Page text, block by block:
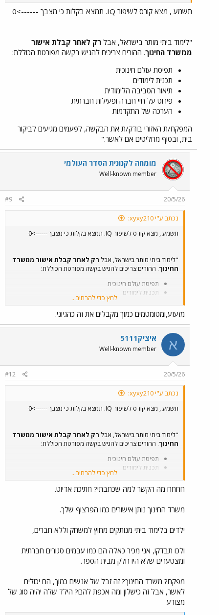
תשמע , מצא קורס לשיפור IQ. תמצא בקלות כי מצבך ------>0
"לימוד ביתי מותר בישראל, אבל רק לאחר קבלת אישור
ממשרד החינוך. ההורים צריכים להגיש בקשה מפורטת הכוללת:
תפיסת עולם חינוכית
תכנית לימודים
תיאור הסביבה הלימודית
פירוט על חיי חברה ופעילות חברתית
הערכה של התקדמות
המפקח/ת האזורי בודק/ת את הבקשה, לפעמים מגיעים לביקור
בית, ובסוף מחליטים אם לאשר."
מומחה לקנונית הסדר העולמי
Well-known member
20/5/26
#9
נכתב ע"י xyxy210:
תשמע , מצא קורס לשיפור IQ. תמצא בקלות כי מצבך ------>0
"לימוד ביתי מותר בישראל, אבל רק לאחר קבלת אישור ממשרד
החינוך. ההורים צריכים להגיש בקשה מפורטת הכוללת:
תפיסת עולם חינוכית
תכנית לימודים
תיאור הסביבה הלימודית
פירוט על חיי חברה ופעילות חברתית
הערכה של התקדמות
המפקח/ת האזורי בודק/ת את הבקשה, לפעמים מגיעים לביקור בית,
ובסוף מחליטים אם לאשר."
לחץ כדי להרחיב...
מזעזע,ומטומטמים כמוך מקבלים את זה כהגיוני.
א איציק5111
Well-known member
20/5/26
#12
נכתב ע"י xyxy210:
תשמע , מצא קורס לשיפור IQ. תמצא בקלות כי מצבך ------>0
"לימוד ביתי מותר בישראל, אבל רק לאחר קבלת אישור ממשרד
החינוך. ההורים צריכים להגיש בקשה מפורטת הכוללת:
תפיסת עולם חינוכית
תכנית לימודים
תיאור הסביבה הלימודית
פירוט על חיי חברה ופעילות חברתית
הערכה של התקדמות
המפקח/ת האזורי בודק/ת את הבקשה, לפעמים מגיעים לביקור בית,
לחץ כדי להרחיב...
חחחח מה הקשר למה שכתבתי? חתיכת אדיוט.
משרד החינוך נותן אישורים כמו הפרצוף שלך.
ילדים בלימוד ביתי מנותקים מחוץ למשחק וללא חברים,
ולכו תבדקו, אני מכיר כאלה הם כמו עבמים סגורים חברתית
ומצטערים שלא היו חלק מבית הספר.
מפקח? משרד החינוך? זה זבל של אנשים כמוך, הם יכולים
לאשר, אבל זה כישלון ומה אכפת להם? הילד שלה יהיה סוג של
מצורע